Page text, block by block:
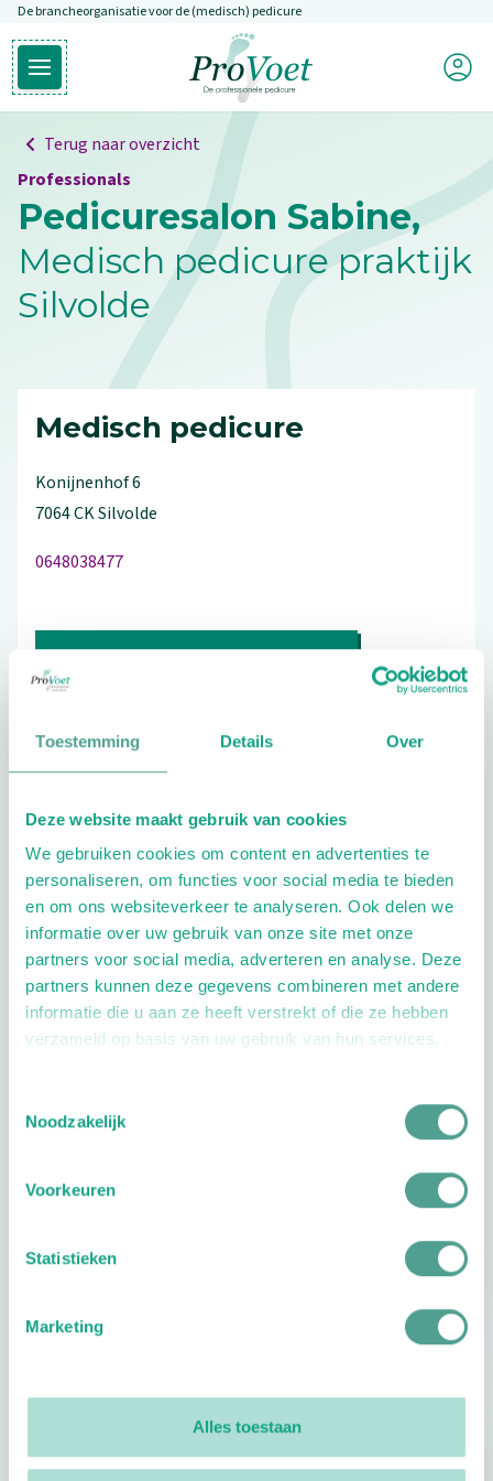
Toestemming Details Over
Deze website maakt gebruik van cookies
We gebruiken cookies om content en advertenties te
personaliseren, om functies voor social media te bieden
en om ons websiteverkeer te analyseren. Ook delen we
informatie over uw gebruik van onze site met onze
partners voor social media, adverteren en analyse. Deze
partners kunnen deze gegevens combineren met andere
informatie die u aan ze heeft verstrekt of die ze hebben
verzameld op basis van uw gebruik van hun services.
Noodzakelijk
Voorkeuren
Statistieken
Marketing
Alles toestaan
Overslaan en naar de inhoud gaan
De brancheorganisatie voor de (medisch) pedicure
Open hoofdmenu
Ga naar de homepagina
Mijn
Terug naar overzicht
Professionals
Pedicuresalon Sabine,
Medisch pedicure praktijk
Silvolde
Medisch pedicure
Konijnenhof6
7064 CKSilvolde
0648038477
Bezoek de website
Schrijf ook een review
Aandachtsgebieden
Diabetes Reuma Wellness
Extra opties
Openingstijden
Reviews 0reviews
Footer